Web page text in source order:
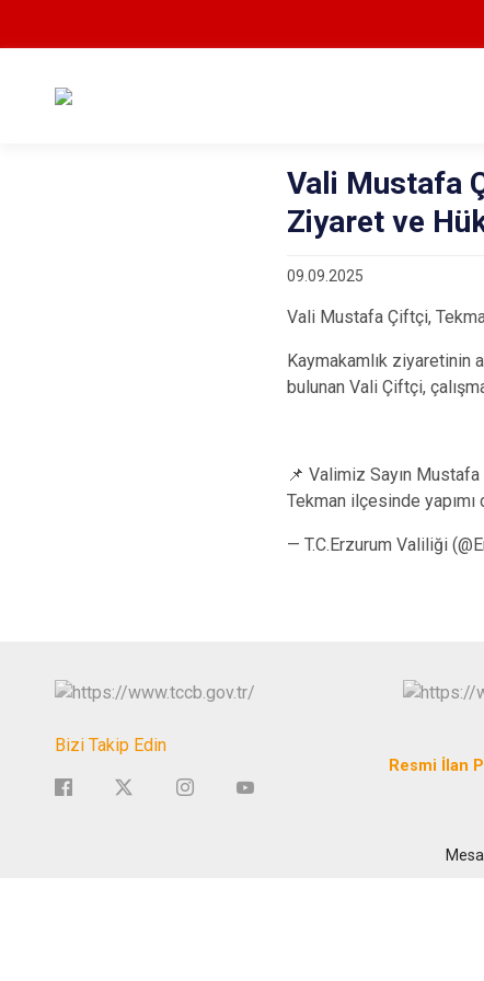
Vali Mustafa
Ziyaret ve
09.09.2025
Vali Mustafa Çiftçi,
Kaymakamlık ziyaretinin
bulunan Vali Çiftçi,
📌 Valimiz Sayın
Tekman ilçesinde
— T.C.Erzurum Valiliği
Bizi Takip Edin
Resmi İlan